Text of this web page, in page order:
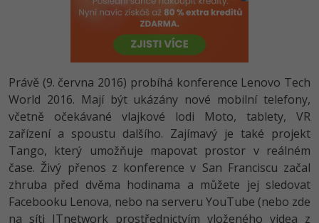
HTML5, CSS3, Bootstrap, SEO
SQL a databáze
Testování a verzování
UML a návrhové vzory
React
Spring
JavaScript
Python
HTML / CSS
UML a návrhové vzory
MySQL/MariaDB
Vývojář mobilních aplikací
Specialista na AI a bigdata
C# Game developer
Webdesigner
Tester
Systémový administrátor
Grafik / UX/UI návrhář
Python -80%
JavaScript -80%
PHP
C++ -80%
Swift -80%
Kotlin -80%
-80%
Digitální gramotnost
Marketing -30%
WordPress
SEO -30%
UX
Business
Kryptoměny -25%
Photoshop -80%
Adobe Illustrator -80%
Adobe Lightroom -30%
Adobe XD -15%
Adobe InDesign -25%
Adobe After Effects
Blender -80%
Právě (9. června 2016) probíhá konference Lenovo Tech
World 2016. Mají být ukázány nové mobilní telefony,
včetně očekávané vlajkové lodi Moto, tablety, VR
zařízení a spoustu dalšího. Zajímavý je také projekt
Tango, který umožňuje mapovat prostor v reálném
čase. Živý přenos z konference v San Franciscu začal
zhruba před dvěma hodinama a můžete jej sledovat
Facebooku Lenova, nebo na serveru YouTube (nebo zde
na síti ITnetwork prostřednictvím vloženého videa z